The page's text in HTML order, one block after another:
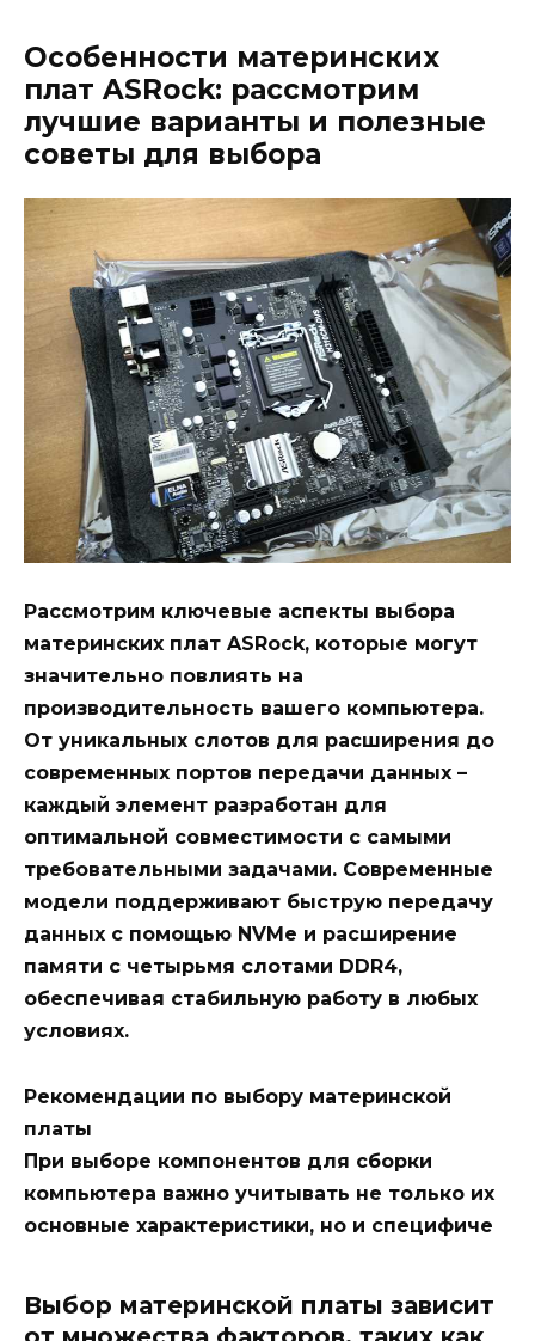
Особенности материнских
плат ASRock: рассмотрим
лучшие варианты и полезные
советы для выбора
Рассмотрим ключевые аспекты выбора
материнских плат ASRock, которые могут
значительно повлиять на
производительность вашего компьютера.
От уникальных слотов для расширения до
современных портов передачи данных –
каждый элемент разработан для
оптимальной совместимости с самыми
требовательными задачами. Современные
модели поддерживают быструю передачу
данных с помощью NVMe и расширение
памяти с четырьмя слотами DDR4,
обеспечивая стабильную работу в любых
условиях.
Рекомендации по выбору материнской
платы
При выборе компонентов для сборки
компьютера важно учитывать не только их
основные характеристики, но и специфиче
Выбор материнской платы зависит